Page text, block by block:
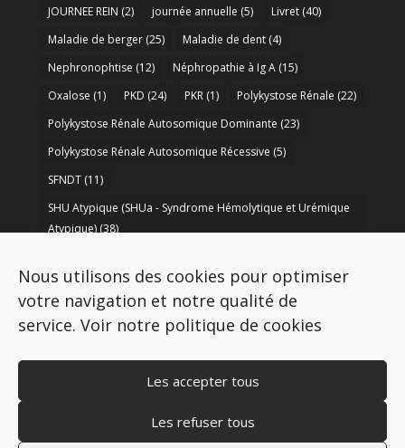
Nous utilisons des cookies pour optimiser
votre navigation et notre qualité de
service. Voir notre politique de cookies
Les accepter tous
Les refuser tous
JOURNEE REIN (2) journée annuelle (5) Livret(40)
Maladie de berger(25) Maladie de dent(4)
Nephronophtise (12) Néphropathie à Ig A(15)
Oxalose (1) PKD (24) PKR(1) Polykystose Rénale (22)
Polykystose Rénale Autosomique Dominante (23)
Polykystose Rénale Autosomique Récessive (5)
SFNDT(11)
SHU Atypique (SHUa - Syndrome Hémolytique et Urémique
Atypique)(38)
Syndrome de Bartter(8) Syndrome d’Alport(37)